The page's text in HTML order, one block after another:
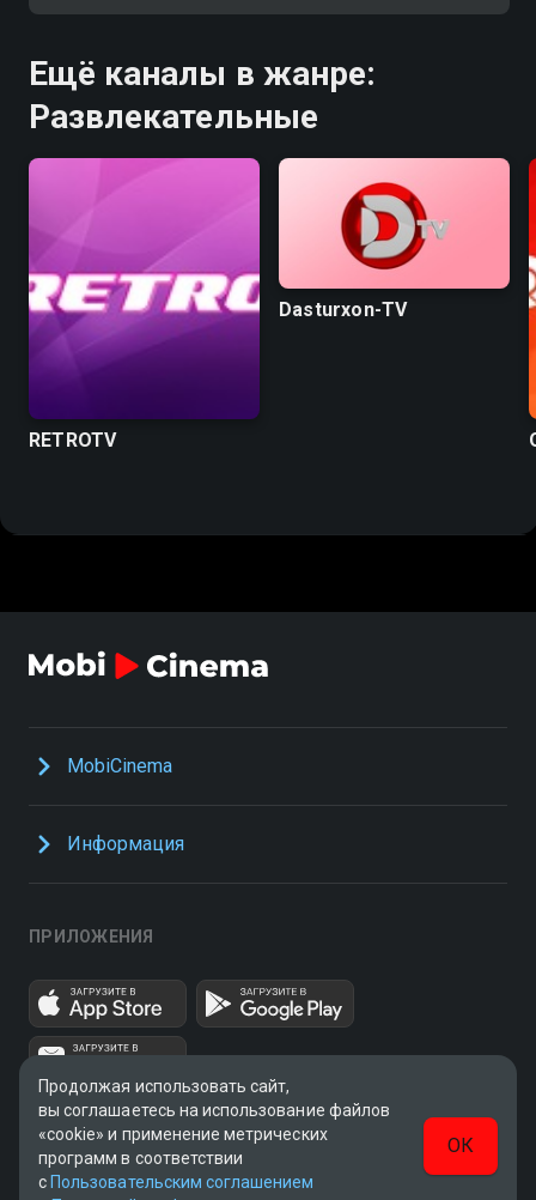
Ещё каналы в жанре:
Развлекательные
RETROTV
Dasturxon-TV
MobiCinema
Информация
ПРИЛОЖЕНИЯ
UUID: 84aaa4a7-044d-4df0-8d2a-831cf9a90bdd
Продолжая использовать сайт,
вы соглашаетесь на использование файлов
«cookie» и применение метрических
программ в соответствии
с Пользовательским соглашением
ОК